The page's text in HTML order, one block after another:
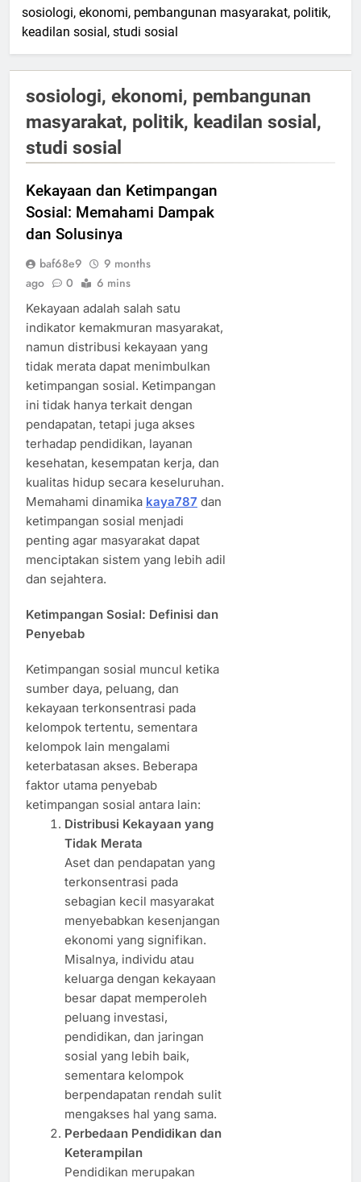
sosiologi, ekonomi, pembangunan masyarakat, politik,
keadilan sosial, studi sosial
sosiologi, ekonomi, pembangunan
masyarakat, politik, keadilan sosial,
studi sosial
Kekayaan dan Ketimpangan
Sosial: Memahami Dampak
dan Solusinya
baf68e9
9 months
ago
0 6 mins
Kekayaan adalah salah satu
indikator kemakmuran masyarakat,
namun distribusi kekayaan yang
tidak merata dapat menimbulkan
ketimpangan sosial. Ketimpangan
ini tidak hanya terkait dengan
pendapatan, tetapi juga akses
terhadap pendidikan, layanan
kesehatan, kesempatan kerja, dan
kualitas hidup secara keseluruhan.
Memahami dinamika kaya787 dan
ketimpangan sosial menjadi
penting agar masyarakat dapat
menciptakan sistem yang lebih adil
dan sejahtera.
Ketimpangan Sosial: Definisi dan
Penyebab
Ketimpangan sosial muncul ketika
sumber daya, peluang, dan
kekayaan terkonsentrasi pada
kelompok tertentu, sementara
kelompok lain mengalami
keterbatasan akses. Beberapa
faktor utama penyebab
ketimpangan sosial antara lain:
Distribusi Kekayaan yang
Tidak Merata
Aset dan pendapatan yang
terkonsentrasi pada
sebagian kecil masyarakat
menyebabkan kesenjangan
ekonomi yang signifikan.
Misalnya, individu atau
keluarga dengan kekayaan
besar dapat memperoleh
peluang investasi,
pendidikan, dan jaringan
sosial yang lebih baik,
sementara kelompok
berpendapatan rendah sulit
mengakses hal yang sama.
Perbedaan Pendidikan dan
Keterampilan
Pendidikan merupakan